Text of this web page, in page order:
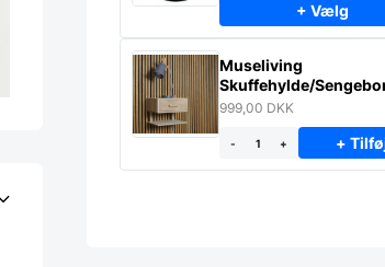
+ Vælg
Museliving
Skuffehylde/
massiv eg
999,00 DKK
- + +